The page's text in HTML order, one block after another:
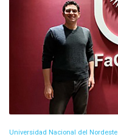
Universidad Nacional del